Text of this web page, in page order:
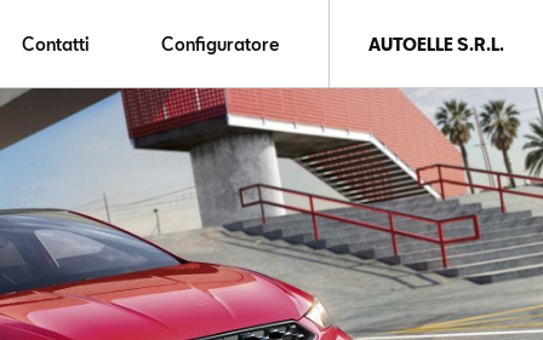
Contatti Configuratore AUTOELLE S.R.L.